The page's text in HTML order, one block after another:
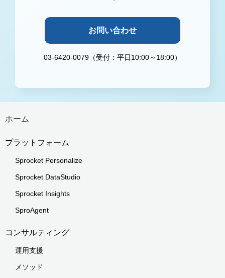
お問い合わせ
03-6420-0079（受付：平日10:00～18:00）
ホーム
プラットフォーム
Sprocket Personalize
Sprocket DataStudio
Sprocket Insights
SproAgent
コンサルティング
運用支援
メソッド